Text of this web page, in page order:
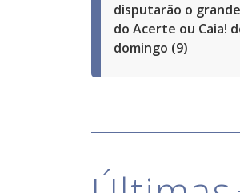
disputarão o
do Acerte ou Caia!
domingo (9)